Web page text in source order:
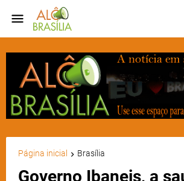
Página inicial Brasília
Governo Ibaneis, a